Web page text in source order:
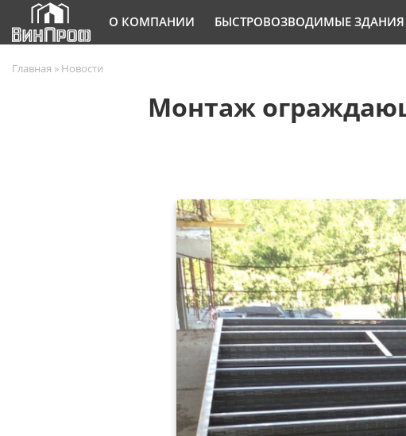
О КОМПАНИИ БЫСТРОВОЗВОДИМЫЕ ЗДАНИЯ
Главная » Новости
Монтаж